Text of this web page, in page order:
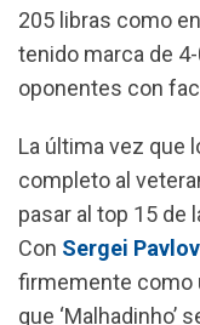
205 libras como
tenido marca de
oponentes con
La última vez que
completo al
pasar al top 15 de
Con Sergei
firmemente como
que ‘Malhadinho’